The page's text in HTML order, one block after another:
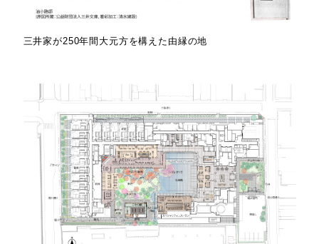
三井家が250年間大元方を構えた由縁の地